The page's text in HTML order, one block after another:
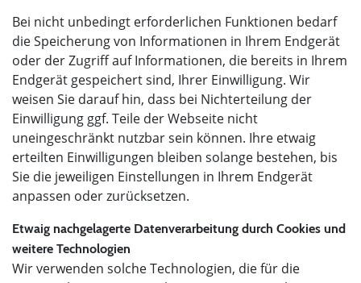
Bei nicht unbedingt erforderlichen Funktionen bedarf
die Speicherung von Informationen in Ihrem Endgerät
oder der Zugriff auf Informationen, die bereits in Ihrem
Endgerät gespeichert sind, Ihrer Einwilligung. Wir
weisen Sie darauf hin, dass bei Nichterteilung der
Einwilligung ggf. Teile der Webseite nicht
uneingeschränkt nutzbar sein können. Ihre etwaig
erteilten Einwilligungen bleiben solange bestehen, bis
Sie die jeweiligen Einstellungen in Ihrem Endgerät
anpassen oder zurücksetzen.
Etwaig nachgelagerte Datenverarbeitung durch Cookies und
weitere Technologien
Wir verwenden solche Technologien, die für die